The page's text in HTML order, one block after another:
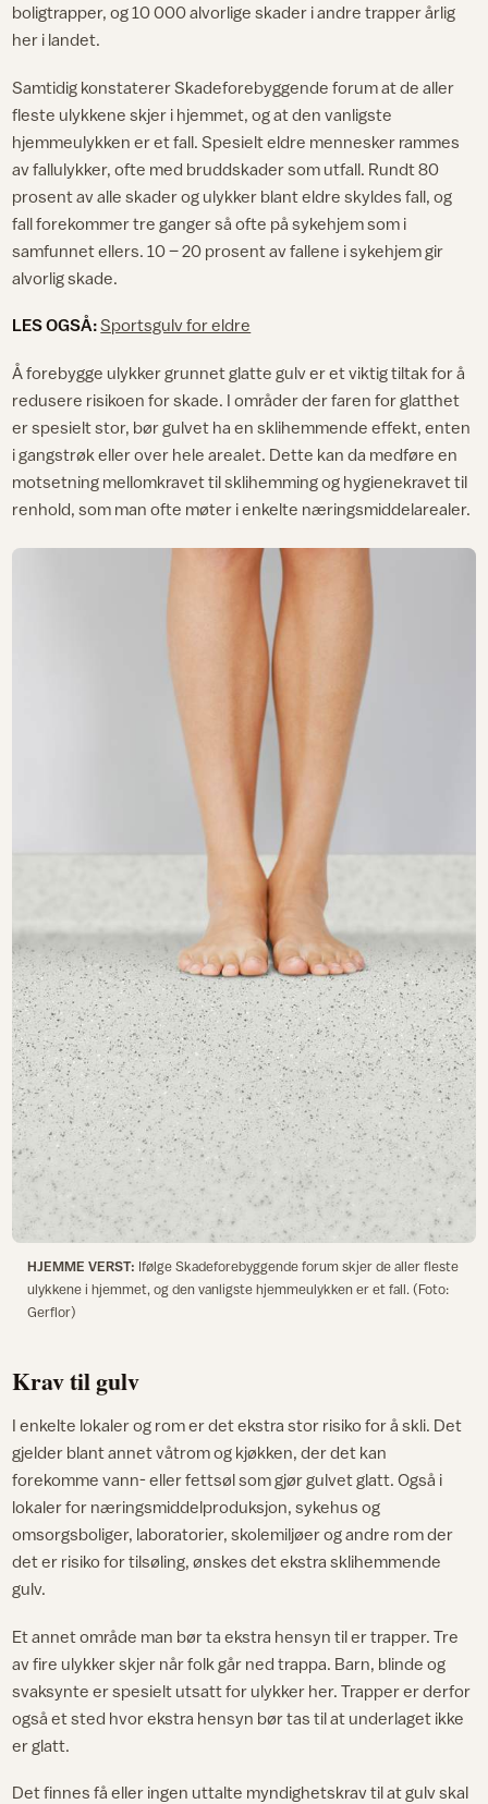
boligtrapper, og 10 000 alvorlige skader i andre trapper årlig
her i landet.
Samtidig konstaterer Skadeforebyggende forum at de aller
fleste ulykkene skjer i hjemmet, og at den vanligste
hjemmeulykken er et fall. Spesielt eldre mennesker rammes
av fallulykker, ofte med bruddskader som utfall. Rundt 80
prosent av alle skader og ulykker blant eldre skyldes fall, og
fall forekommer tre ganger så ofte på sykehjem som i
samfunnet ellers. 10 – 20 prosent av fallene i sykehjem gir
alvorlig skade.
LES OGSÅ:Sportsgulv for eldre
Å forebygge ulykker grunnet glatte gulv er et viktig tiltak for å
redusere risikoen for skade. I områder der faren for glatthet
er spesielt stor, bør gulvet ha en sklihemmende effekt, enten
i gangstrøk eller over hele arealet. Dette kan da medføre en
motsetning mellomkravet til sklihemming og hygienekravet til
renhold, som man ofte møter i enkelte næringsmiddelarealer.
HJEMME VERST: Ifølge Skadeforebyggende forum skjer de aller fleste
ulykkene i hjemmet, og den vanligste hjemmeulykken er et fall. (Foto:
Gerflor)
Krav til gulv
I enkelte lokaler og rom er det ekstra stor risiko for å skli. Det
gjelder blant annet våtrom og kjøkken, der det kan
forekomme vann- eller fettsøl som gjør gulvet glatt. Også i
lokaler for næringsmiddelproduksjon, sykehus og
omsorgsboliger, laboratorier, skolemiljøer og andre rom der
det er risiko for tilsøling, ønskes det ekstra sklihemmende
gulv.
Et annet område man bør ta ekstra hensyn til er trapper. Tre
av fire ulykker skjer når folk går ned trappa. Barn, blinde og
svaksynte er spesielt utsatt for ulykker her. Trapper er derfor
også et sted hvor ekstra hensyn bør tas til at underlaget ikke
er glatt.
Det finnes få eller ingen uttalte myndighetskrav til at gulv skal